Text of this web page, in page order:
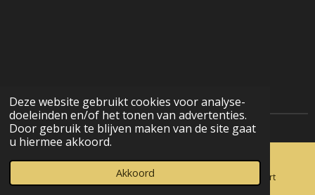
Deze website gebruikt cookies voor analyse-
doeleinden en/of het tonen van advertenties.
Door gebruik te blijven maken van de site gaat
u hiermee akkoord.
Akkoord
Telefoonnummer Kaart